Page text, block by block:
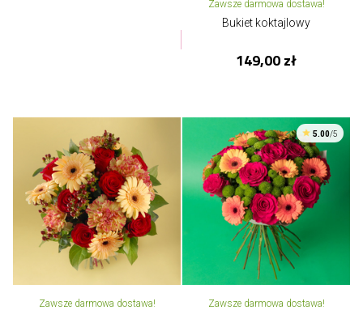
Zawsze darmowa dostawa!
Bukiet koktajlowy
149,00 zł
Zawsze darmowa dostawa!
5.00/5
Zawsze darmowa dostawa!